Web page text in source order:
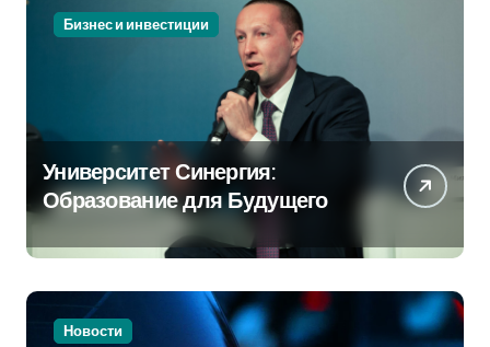
Бизнес и инвестиции
Университет Синергия:
Образование для Будущего
Новости